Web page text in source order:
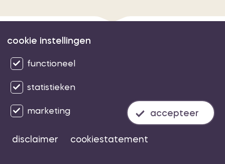
© 2026 Crystal ICT
(alle rechten voorbehouden)
Volg ons op:
cookie instellingen
functioneel
statistieken
marketing accepteer
disclaimer cookiestatement